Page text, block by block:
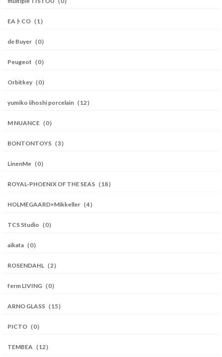
EAトCO（1）
de Buyer（0）
Peugeot（0）
Orbitkey（0）
yumiko iihoshi porcelain（12）
M NUANCE（0）
BONTONTOYS（3）
LinenMe（0）
ROYAL-PHOENIX OF THE SEAS（18）
HOLMEGAARD×Mikkeller（4）
TCS Studio（0）
aikata（0）
ROSENDAHL（2）
ferm LIVING（0）
ARNO GLASS（15）
PICTO（0）
TEMBEA（12）